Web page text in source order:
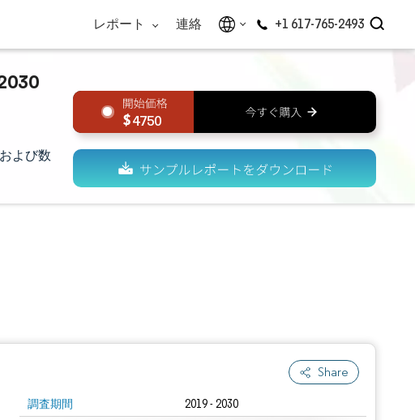
レポート 連絡 +1 617-765-2493
よび数
4750
Share
調査期間 2019 - 2030